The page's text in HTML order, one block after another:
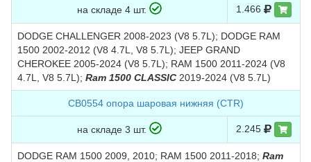
на складе 4 шт. 1.466
DODGE CHALLENGER 2008-2023 (V8 5.7L); DODGE RAM
1500 2002-2012 (V8 4.7L, V8 5.7L); JEEP GRAND
CHEROKEE 2005-2024 (V8 5.7L); RAM 1500 2011-2024 (V8
4.7L, V8 5.7L); Ram 1500 CLASSIC 2019-2024 (V8 5.7L)
CB0554 опора шаровая нижняя (CTR)
на складе 3 шт. 2.245
DODGE RAM 1500 2009, 2010; RAM 1500 2011-2018; Ram